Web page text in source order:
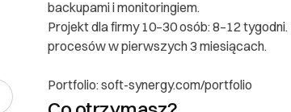
I. Dane Sprzedającego
Antoni Seba
65-519 Zielona Góra
backupami i monitoringiem.
Projekt dla firmy 10–30 osób: 8–12
procesów w pierwszych 3 miesiącach.
Portfolio: soft-synergy.com/portfolio